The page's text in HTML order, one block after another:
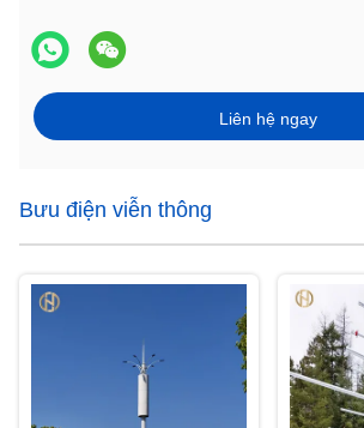
Liên hệ ngay
Bưu điện viễn thông